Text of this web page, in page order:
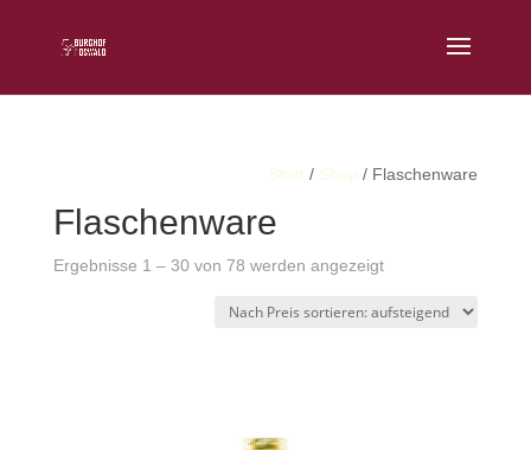
Start / Shop / Flaschenware
Flaschenware
Ergebnisse 1 – 30 von 78 werden angezeigtNach
sortiert: